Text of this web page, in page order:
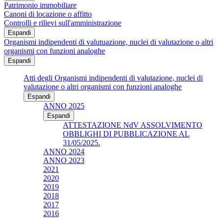
Patrimonio immobiliare
Canoni di locazione o affitto
Controlli e rilievi sull'amministrazione
Espandi
Organismi indipendenti di valutuazione, nuclei di valutazione o altri
organismi con funzioni analoghe
Espandi
Atti degli Organismi indipendenti di valutazione, nuclei di
valutazione o altri organismi con funzioni analoghe
Espandi
ANNO 2025
Espandi
ATTESTAZIONE NdV ASSOLVIMENTO
OBBLIGHI DI PUBBLICAZIONE AL
31/05/2025.
ANNO 2024
ANNO 2023
2021
2020
2019
2018
2017
2016